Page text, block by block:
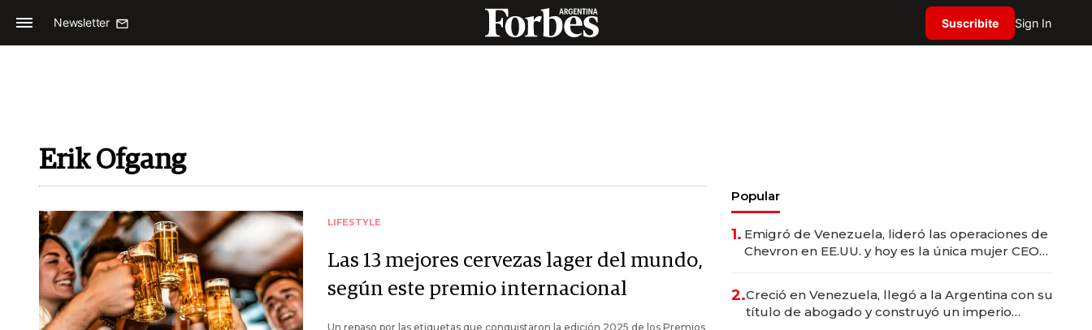
Newsletter Suscribite Sign In
Erik Ofgang
LIFESTYLE
Las 13 mejores cervezas lager del mundo,
según este premio internacional
Un repaso por las etiquetas que conquistaron la edición 2025 de los Premios
Popular
1. Emigró de Venezuela, lideró las operaciones de
Chevron en EE.UU. y hoy es la única mujer CEO
2.Creció en Venezuela, llegó a la Argentina con su
título de abogado y construyó un imperio